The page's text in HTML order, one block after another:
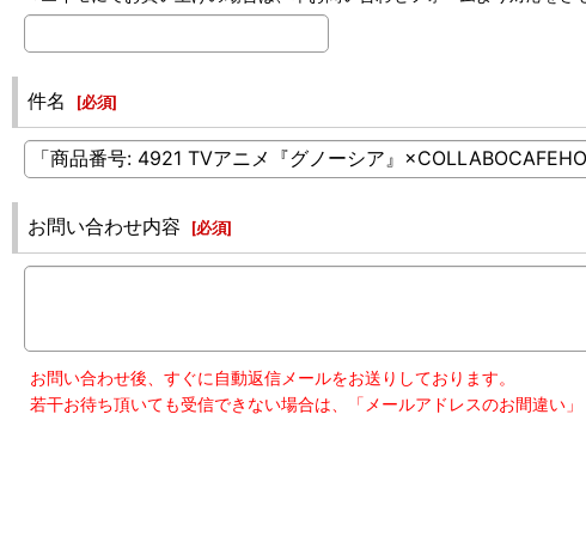
件名 [必須]
お問い合わせ内容 [必須]
お問い合わせ後、すぐに自動返信メールをお送りしております。
若干お待ち頂いても受信できない場合は、「メールアドレスのお間違い